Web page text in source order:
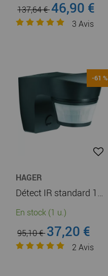
137,64 €46,90 €
3 Avis
-61 %
HAGER
Détect IR standard 140 anthr (52111)
En stock (1 u.)
95,10 €37,20 €
2 Avis